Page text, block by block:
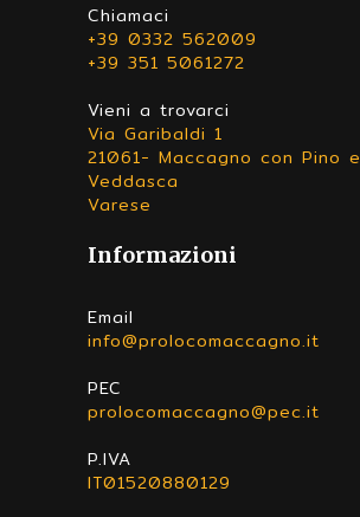
Chiamaci
+39 0332 562009
+39 351 5061272
Vieni a trovarci
Via Garibaldi 1
21061- Maccagno con Pino e
Veddasca
Varese
Informazioni
Email
info@prolocomaccagno.it
PEC
prolocomaccagno@pec.it
P.IVA
IT01520880129